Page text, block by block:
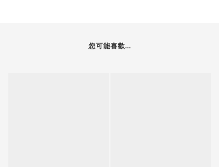
您可能喜歡...